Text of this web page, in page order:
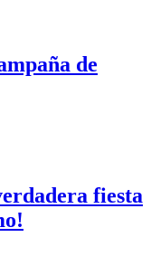
de
fiesta